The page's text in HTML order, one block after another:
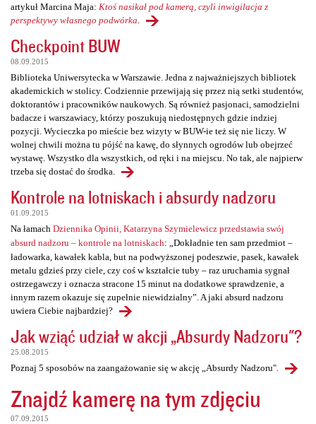
artykuł Marcina Maja: Ktoś nasikał pod kamerą, czyli inwigilacja z
perspektywy własnego podwórka
Checkpoint BUW
08.09.2015
Biblioteka Uniwersytecka w Warszawie. Jedna z najważniejszych bibliotek
akademickich w stolicy. Codziennie przewijają się przez nią setki studentów,
doktorantów i pracowników naukowych. Są również pasjonaci, samodzielni
badacze i warszawiacy, którzy poszukują niedostępnych gdzie indziej
pozycji. Wycieczka po mieście bez wizyty w BUW-ie też się nie liczy. W
wolnej chwili można tu pójść na kawę, do słynnych ogrodów lub obejrzeć
wystawę. Wszystko dla wszystkich, od ręki i na miejscu. No tak, ale najpierw
trzeba się dostać do środka.
Kontrole na lotniskach i absurdy nadzoru
01.09.2015
Na łamach Dziennika Opinii, Katarzyna Szymielewicz przedstawia swój
absurd nadzoru – kontrole na lotniskach: „Dokładnie ten sam przedmiot –
ładowarka, kawałek kabla, but na podwyższonej podeszwie, pasek, kawałek
metalu gdzieś przy ciele, czy coś w kształcie tuby – raz uruchamia sygnał
ostrzegawczy i oznacza stracone 15 minut na dodatkowe sprawdzenie, a
innym razem okazuje się zupełnie niewidzialny”. A jaki absurd nadzoru
uwiera Ciebie najbardziej?
Jak wziąć udział w akcji „Absurdy Nadzoru"?
25.08.2015
Poznaj 5 sposobów na zaangażowanie się w akcję „Absurdy Nadzoru".
Znajdź kamerę na tym zdjęciu
07.09.2015